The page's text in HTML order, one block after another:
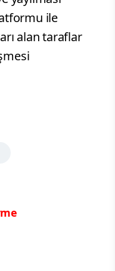
ile
alan taraflar